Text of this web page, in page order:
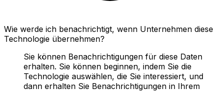
Wie werde ich benachrichtigt, wenn Unternehmen diese
Technologie übernehmen?
Sie können Benachrichtigungen für diese Daten
erhalten. Sie können beginnen, indem Sie die
Technologie auswählen, die Sie interessiert, und
dann erhalten Sie Benachrichtigungen in Ihrem